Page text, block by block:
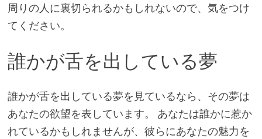
周りの人に裏切られるかもしれないので、気をつけ
てください。
誰かが舌を出している夢
誰かが舌を出している夢を見ているなら、その夢は
あなたの欲望を表しています。 あなたは誰かに惹か
れているかもしれませんが、彼らにあなたの魅力を